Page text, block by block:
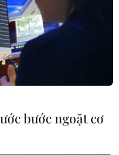
tại
bước ngoặt cơ